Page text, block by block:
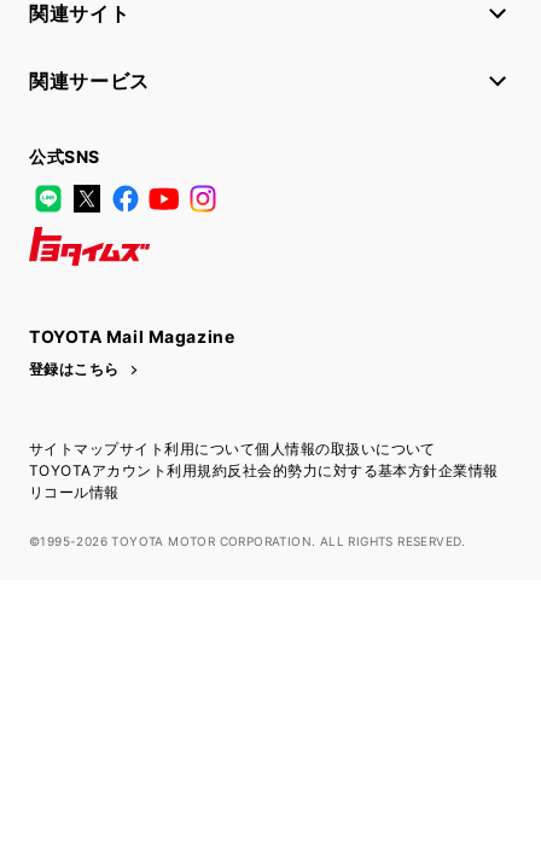
関連サイト
関連サービス
公式SNS
LINE
X FacebookYouTube
TOYOTA Mail Magazine
登録はこちら
サイトマップサイト利用について個人情報の取扱いについて
TOYOTAアカウント利用規約反社会的勢力に対する基本方針企業情報
リコール情報
©1995-2026 TOYOTA MOTOR CORPORATION. ALL RIGHTS RESERVED.